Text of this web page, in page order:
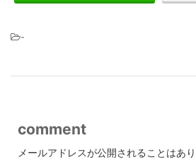
-
comment
メールアドレスが公開されることはあり